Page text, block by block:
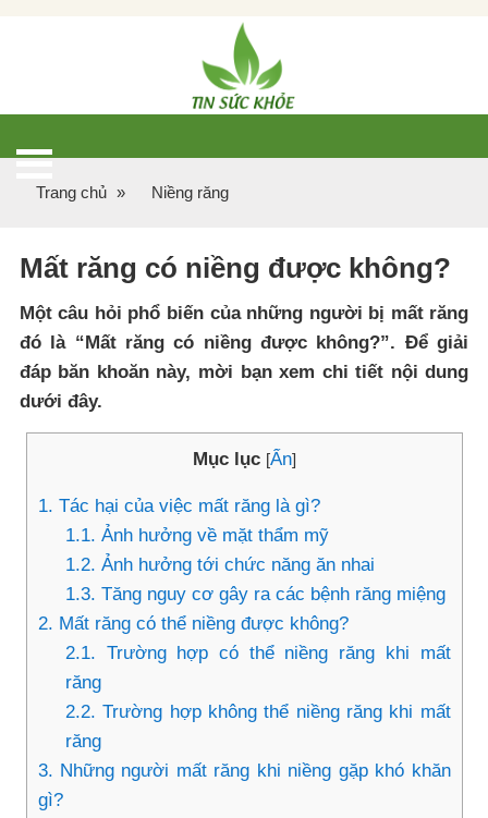
Trang chủ » Niềng răng
Mất răng có niềng được không?
Một câu hỏi phổ biến của những người bị mất răng
đó là “Mất răng có niềng được không?”. Để giải
đáp băn khoăn này, mời bạn xem chi tiết nội dung
dưới đây.
Mục lục [Ẩn]
1. Tác hại của việc mất răng là gì?
1.1. Ảnh hưởng về mặt thẩm mỹ
1.2. Ảnh hưởng tới chức năng ăn nhai
1.3. Tăng nguy cơ gây ra các bệnh răng miệng
2. Mất răng có thể niềng được không?
2.1. Trường hợp có thể niềng răng khi mất
răng
2.2. Trường hợp không thể niềng răng khi mất
răng
3. Những người mất răng khi niềng gặp khó khăn
gì?